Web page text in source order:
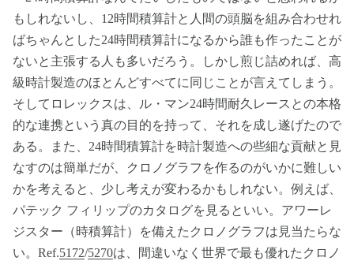
もしれないし、12時間積算計と人間の頭脳を組み合わせれ
ばちゃんとした24時間積算計になるから誰も作ったことが
ないと主張する人も多いだろう。しかし煎じ詰めれば、高
級時計製造のほとんどすべてに同じことが言えてしまう。
そしてロレックスは、ル・マン24時間耐久レースとの本格
的な連携という真の目的を持って、それを成し遂げたので
ある。また、24時間積算計を時計製造への些細な貢献と見
なすのは簡単だが、クロノグラフを作るのがいかに難しい
かを考えると、少し考えが変わるかもしれない。例えば、
パテック フィリップのカタログを見るといい。アワーレ
ジスター（時積算計）を備えたクロノグラフは見当たらな
い。Ref.5172/5270は、間違いなく世界で最も優れたクロノ